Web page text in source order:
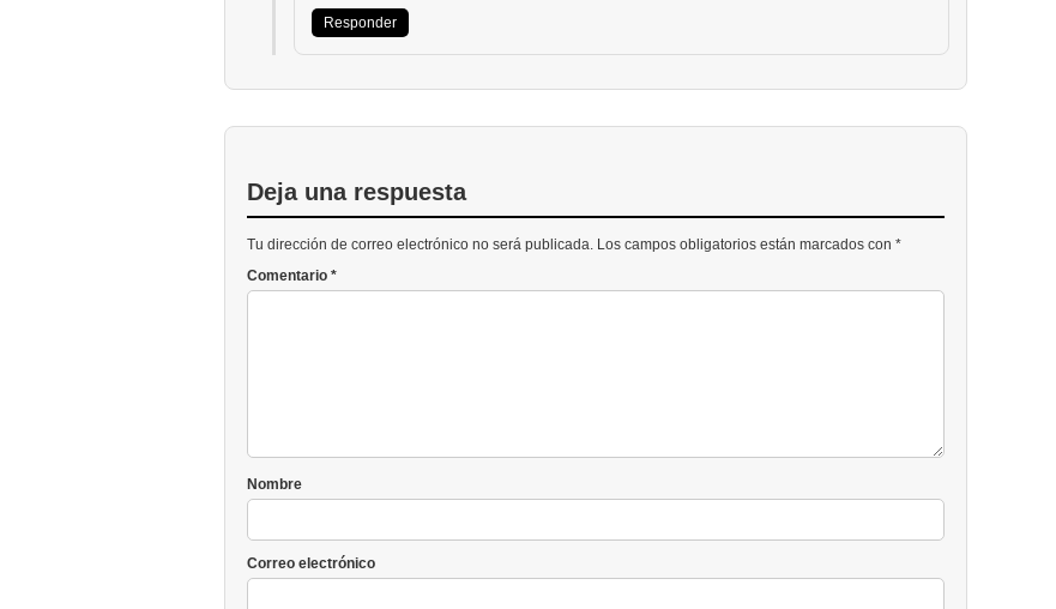
Responder
Deja una respuesta
Tu dirección de correo electrónico no será publicada. Los campos obligatorios están marcados con *
Comentario *
Nombre
Correo electrónico